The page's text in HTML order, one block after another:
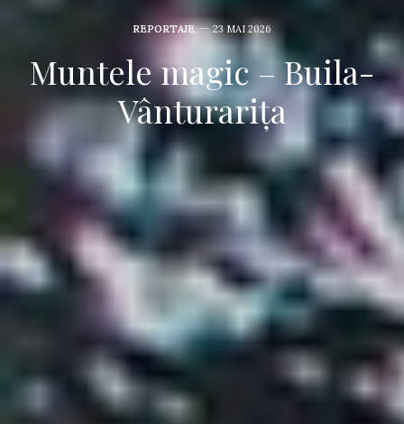
REPORTAJE 23 MAI 2026
Muntele magic – Buila-
Vânturarița